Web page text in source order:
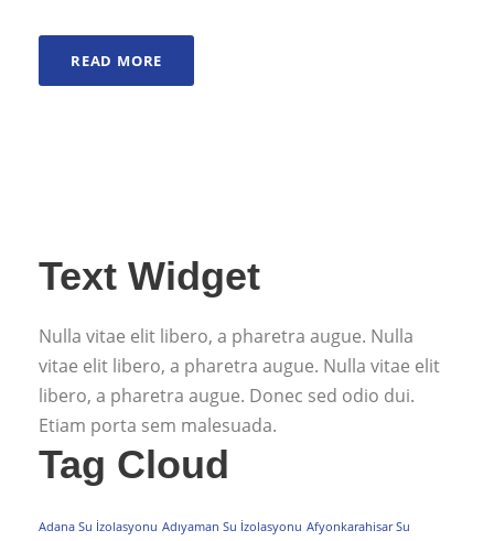
READ MORE
Text Widget
Nulla vitae elit libero, a pharetra augue. Nulla
vitae elit libero, a pharetra augue. Nulla vitae elit
libero, a pharetra augue. Donec sed odio dui.
Etiam porta sem malesuada.
Tag Cloud
Adana Su İzolasyonu Adıyaman Su İzolasyonu Afyonkarahisar Su